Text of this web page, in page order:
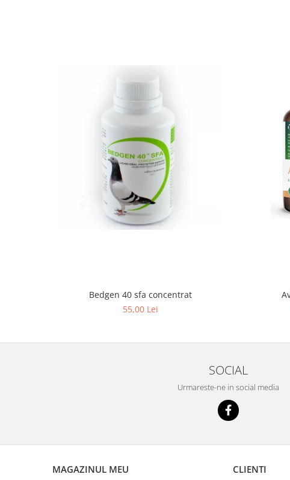
Bedgen 40 sfa concentrat
55,00 Lei
SOCIAL
Urmareste-ne in social media
MAGAZINUL MEU CLIENTI